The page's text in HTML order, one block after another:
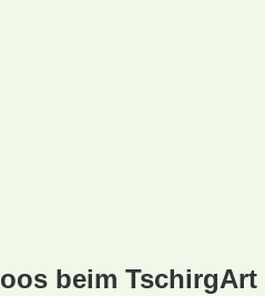
beim TschirgArt